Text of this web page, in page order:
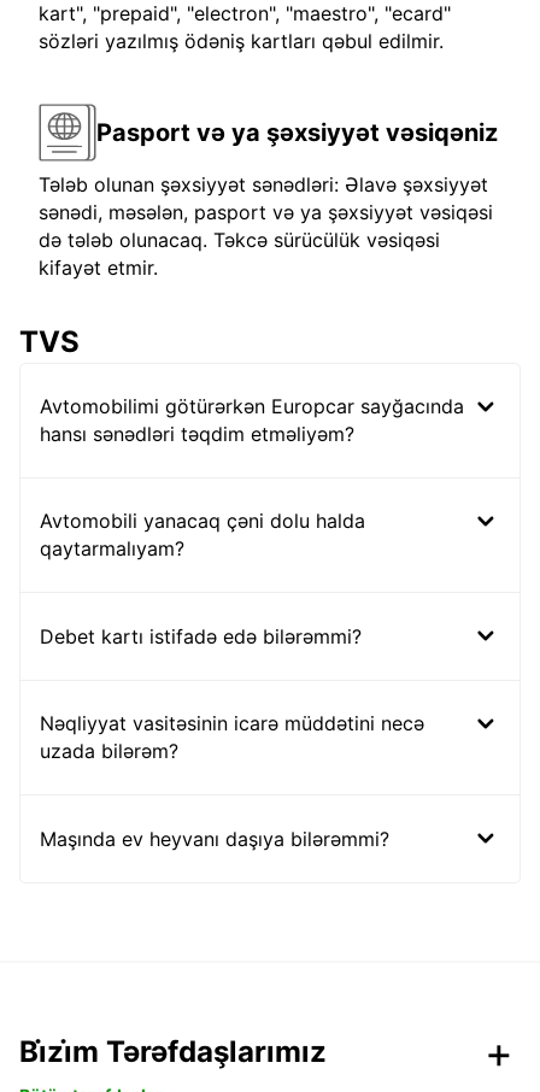
kart", "prepaid", "electron", "maestro", "ecard"
sözləri yazılmış ödəniş kartları qəbul edilmir.
Pasport və ya şəxsiyyət vəsiqəniz
Tələb olunan şəxsiyyət sənədləri: Əlavə şəxsiyyət
sənədi, məsələn, pasport və ya şəxsiyyət vəsiqəsi
də tələb olunacaq. Təkcə sürücülük vəsiqəsi
kifayət etmir.
TVS
Avtomobilimi götürərkən Europcar sayğacında
hansı sənədləri təqdim etməliyəm?
Avtomobili yanacaq çəni dolu halda
qaytarmalıyam?
Debet kartı istifadə edə bilərəmmi?
Nəqliyyat vasitəsinin icarə müddətini necə
uzada bilərəm?
Maşında ev heyvanı daşıya bilərəmmi?
Bi̇zi̇m Tərəfdaşlarımız